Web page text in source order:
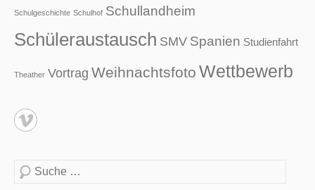
Schulgeschichte Schulhof Schullandheim
Schüleraustausch SMV Spanien Studienfahrt
Theather Vortrag Weihnachtsfoto Wettbewerb
Suche